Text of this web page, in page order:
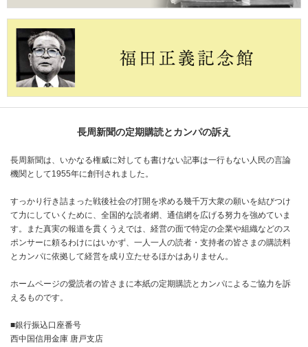
長周新聞の定期購読とカンパの訴え
長周新聞は、いかなる権威に対しても書けない記事は一行もない人民の言論
機関として1955年に創刊されました。
すっかり行き詰まった戦後社会の打開を求める幾千万大衆の願いを結びつけ
て力にしていくために、全国的な読者網、通信網を広げる努力を強めていま
す。また真実の報道を貫くうえでは、経営の面で特定の企業や組織などのス
ポンサーに頼るわけにはいかず、一人一人の読者・支持者の皆さまの購読料
とカンパに依拠して経営を成り立たせるほかはありません。
ホームページの愛読者の皆さまに本紙の定期購読とカンパによるご協力を訴
えるものです。
■銀行振込口座番号
西中国信用金庫 唐戸支店